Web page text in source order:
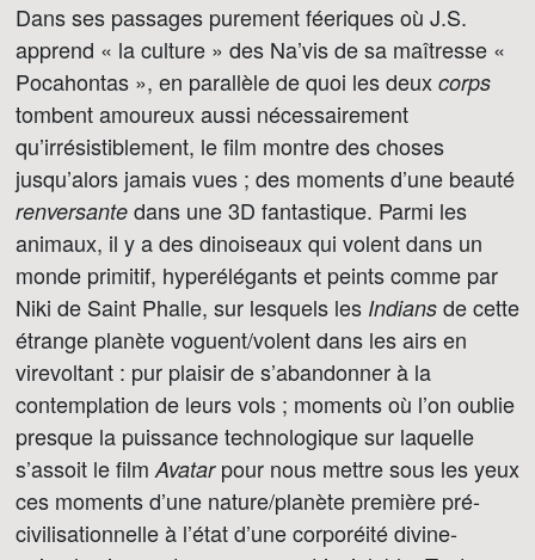
Dans ses passages purement féeriques où J.S.
apprend « la culture » des Na’vis de sa maîtresse «
Pocahontas », en parallèle de quoi les deux corps
tombent amoureux aussi nécessairement
qu’irrésistiblement, le film montre des choses
jusqu’alors jamais vues ; des moments d’une beauté
renversante dans une 3D fantastique. Parmi les
animaux, il y a des dinoiseaux qui volent dans un
monde primitif, hyperélégants et peints comme par
Niki de Saint Phalle, sur lesquels les Indians de cette
étrange planète voguent/volent dans les airs en
virevoltant : pur plaisir de s’abandonner à la
contemplation de leurs vols ; moments où l’on oublie
presque la puissance technologique sur laquelle
s’assoit le film Avatarpour nous mettre sous les yeux
ces moments d’une nature/planète première pré-
civilisationnelle à l’état d’une corporéité divine-